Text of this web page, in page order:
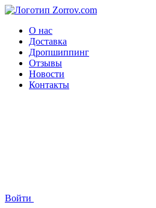
О нас
Доставка
Дропшиппинг
Отзывы
Новости
Контакты
Войти